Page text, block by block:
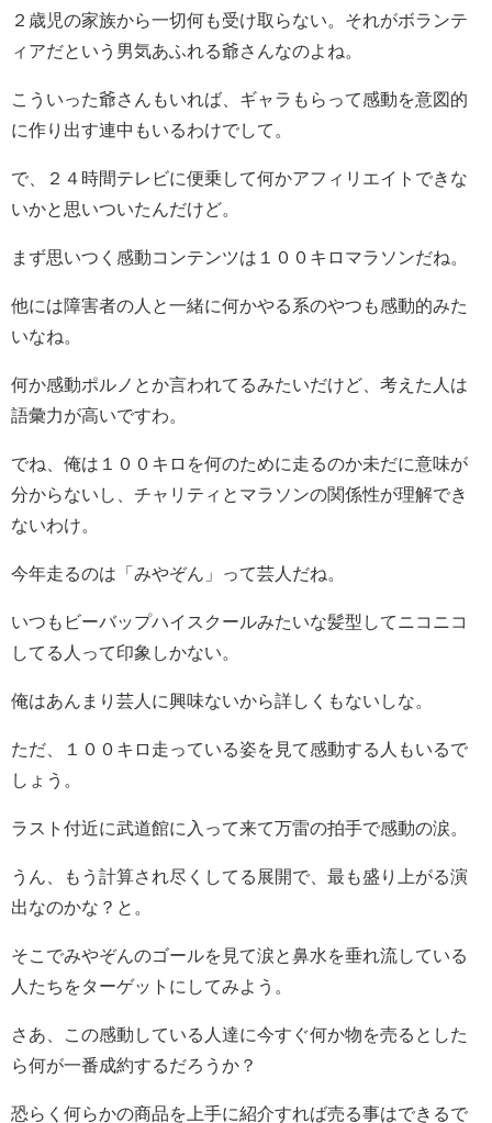
２歳児の家族から一切何も受け取らない。それがボランテ
ィアだという男気あふれる爺さんなのよね。
こういった爺さんもいれば、ギャラもらって感動を意図的
に作り出す連中もいるわけでして。
で、２４時間テレビに便乗して何かアフィリエイトできな
いかと思いついたんだけど。
まず思いつく感動コンテンツは１００キロマラソンだね。
他には障害者の人と一緒に何かやる系のやつも感動的みた
いなね。
何か感動ポルノとか言われてるみたいだけど、考えた人は
語彙力が高いですわ。
でね、俺は１００キロを何のために走るのか未だに意味が
分からないし、チャリティとマラソンの関係性が理解でき
ないわけ。
今年走るのは「みやぞん」って芸人だね。
いつもビーバップハイスクールみたいな髪型してニコニコ
してる人って印象しかない。
俺はあんまり芸人に興味ないから詳しくもないしな。
ただ、１００キロ走っている姿を見て感動する人もいるで
しょう。
ラスト付近に武道館に入って来て万雷の拍手で感動の涙。
うん、もう計算され尽くしてる展開で、最も盛り上がる演
出なのかな？と。
そこでみやぞんのゴールを見て涙と鼻水を垂れ流している
人たちをターゲットにしてみよう。
さあ、この感動している人達に今すぐ何か物を売るとした
ら何が一番成約するだろうか？
恐らく何らかの商品を上手に紹介すれば売る事はできるで